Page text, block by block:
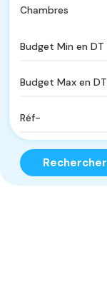
Chambres
Rechercher